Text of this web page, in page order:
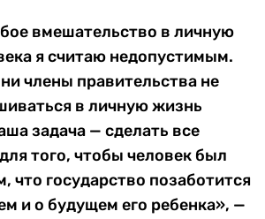
вмешательство в личную
я считаю недопустимым.
члены правительства не
в личную жизнь
задача — сделать все
того, чтобы человек был
что государство позаботится
и о будущем его ребенка», —